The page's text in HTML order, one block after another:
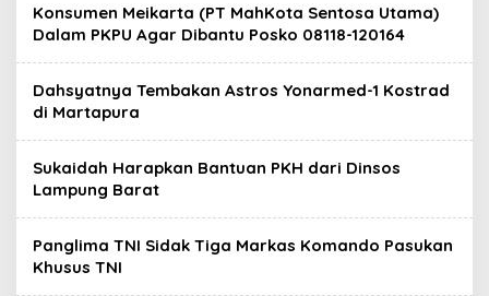
Konsumen Meikarta (PT MahKota Sentosa Utama)
Dalam PKPU Agar Dibantu Posko 08118-120164
Dahsyatnya Tembakan Astros Yonarmed-1 Kostrad
di Martapura
Sukaidah Harapkan Bantuan PKH dari Dinsos
Lampung Barat
Panglima TNI Sidak Tiga Markas Komando Pasukan
Khusus TNI